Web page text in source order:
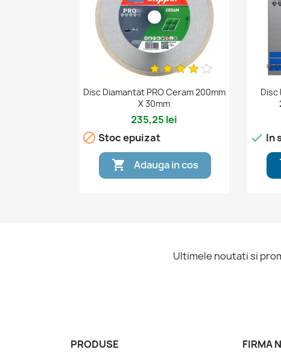
Vizualizare rapida
Disc Diamantat PRO Ceram 200mm
X 30mm
235,25 lei
 Stoc epuizat
 Adauga in cos
Disc
 In
Ultimele noutati si
PRODUSE FIRMA